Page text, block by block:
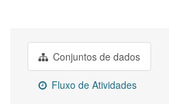
Conjuntos de dados
Fluxo de Atividades